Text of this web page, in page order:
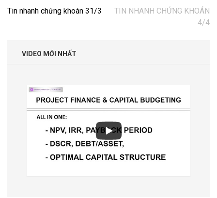
Điều
Tin nhanh chứng khoán 31/3
TIN NHANH CHỨNG KHOÁN
4/4
VIDEO MỚI NHẤT